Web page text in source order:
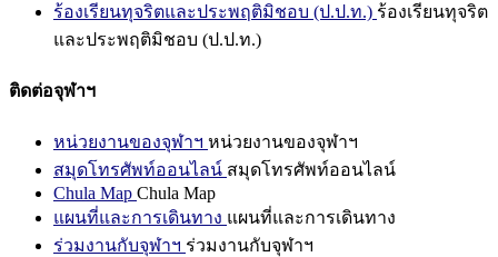
ร้องเรียนทุจริตและประพฤติมิชอบ (ป.ป.ท.) ร้องเรียนทุจริต
และประพฤติมิชอบ (ป.ป.ท.)
ติดต่อจุฬาฯ
หน่วยงานของจุฬาฯ หน่วยงานของจุฬาฯ
สมุดโทรศัพท์ออนไลน์ สมุดโทรศัพท์ออนไลน์
Chula Map Chula Map
แผนที่และการเดินทาง แผนที่และการเดินทาง
ร่วมงานกับจุฬาฯ ร่วมงานกับจุฬาฯ